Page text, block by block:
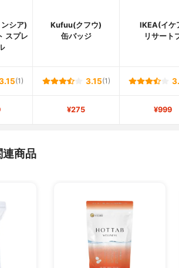
シア)
スプレ
Kufuu(クフウ)
缶バッジ
IKEA(イケ
リサート
(1) 3.15(1)
¥275 ¥999
商品